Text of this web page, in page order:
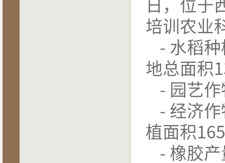
培训农业
- 水稻
地总面积
- 园艺
- 经济
植面积
- 橡胶